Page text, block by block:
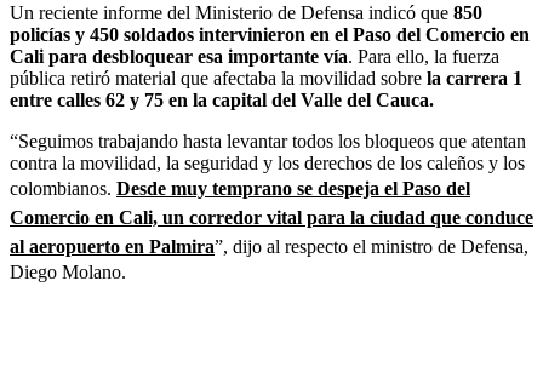
Un reciente informe del Ministerio de Defensa indicó que 850
policías y 450 soldados intervinieron en el Paso del Comercio en
Cali para desbloquear esa importante vía. Para ello, la fuerza
pública retiró material que afectaba la movilidad sobre la carrera 1
entre calles 62 y 75 en la capital del Valle del Cauca.
“Seguimos trabajando hasta levantar todos los bloqueos que atentan
contra la movilidad, la seguridad y los derechos de los caleños y los
colombianos. Desde muy temprano se despeja el Paso del
Comercio en Cali, un corredor vital para la ciudad que conduce
al aeropuerto en Palmira”, dijo al respecto el ministro de Defensa,
Diego Molano.